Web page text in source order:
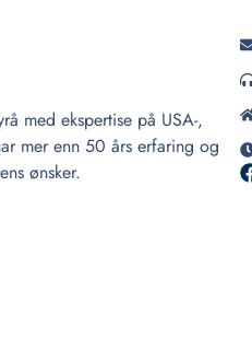
med ekspertise på USA-,
mer enn 50 års erfaring og
ønsker.